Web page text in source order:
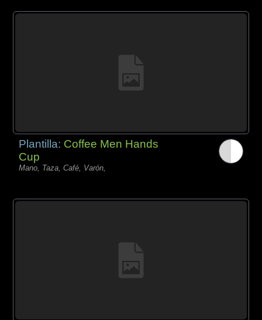
Plantilla: Coffee Men Hands
Cup
Mano, Taza, Café, Varón,